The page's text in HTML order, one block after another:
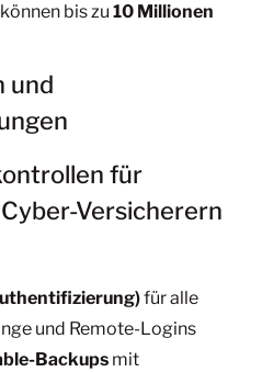
bis zu 10 Millionen
und
für
Versicherern
für alle
und Remote-Logins
Backups mit